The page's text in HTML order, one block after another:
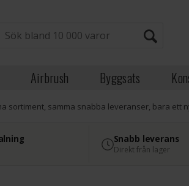
Airbrush Byggsats
sortiment, samma snabba leveranser, bara ett
Snabb leverans
Direkt från lager